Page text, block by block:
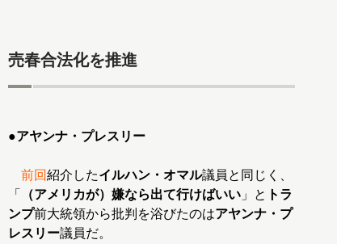
売春合法化を推進
●アヤンナ・プレスリー
前回紹介したイルハン・オマル議員と同じく、
「
（アメリカが）嫌なら出て行けばいい 」と トラ
ンプ前大統領から批判を浴びたのはアヤンナ・プ
レスリー議員だ。